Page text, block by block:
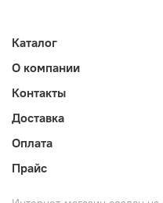
Каталог
О компании
Контакты
Доставка
Оплата
Прайс